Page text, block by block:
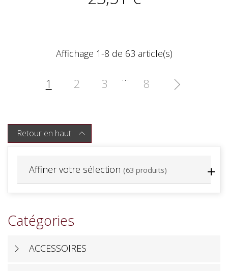
Affiner votre sélection (63 produits)
Catégories
ACCESSOIRES
Affichage 1-8 de 63 article(s)
1 2 3 … 8 
Retour en haut 